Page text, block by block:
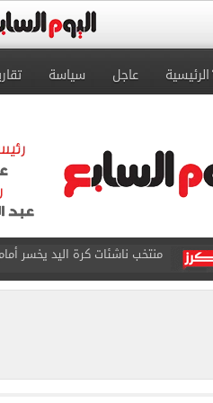
الرئيسية عاجل سياسة
منتخب ناشئات كرة اليد يخسر أمام إسبانيا 27 - 26 فى نصف
قفزة أعادت الزمن الجميل..
الزمالك يبلغ 4 لاعبين بعدم التواجد مع الفريق الأول بالموسم الجديد